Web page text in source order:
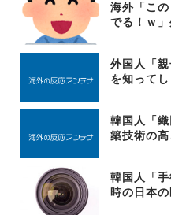
海外「こ
でる！ｗ
外国人「
を知って
韓国人「
築技術の
韓国人「
時の日本